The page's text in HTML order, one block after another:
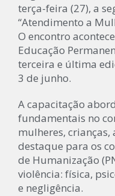
terça-feira (27), a
“Atendimento a
O encontro
Educação
terceira e última
3 de junho.
A capacitação
fundamentais no
mulheres, crianças,
destaque para os
de Humanização
violência: física,
e negligência.